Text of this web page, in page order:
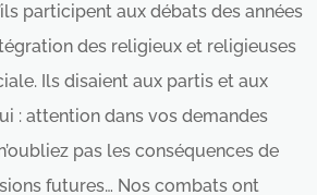
participent aux débats des années
des religieux et religieuses
Ils disaient aux partis et aux
: attention dans vos demandes
pas les conséquences de
futures… Nos combats ont